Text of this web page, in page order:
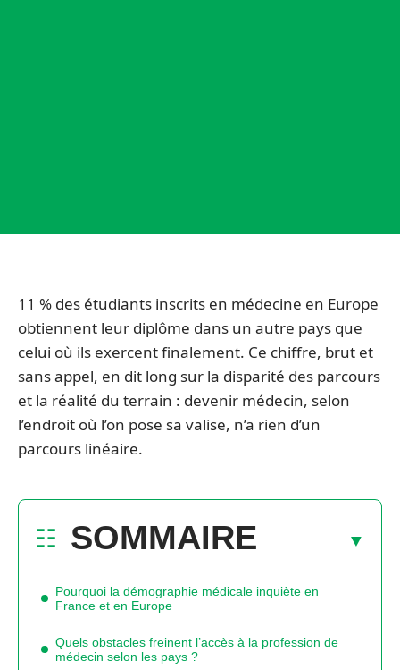
11 % des étudiants inscrits en médecine en Europe
obtiennent leur diplôme dans un autre pays que
celui où ils exercent finalement. Ce chiffre, brut et
sans appel, en dit long sur la disparité des parcours
et la réalité du terrain : devenir médecin, selon
l’endroit où l’on pose sa valise, n’a rien d’un
parcours linéaire.
SOMMAIRE
Pourquoi la démographie médicale inquiète en
France et en Europe
Quels obstacles freinent l’accès à la profession de
médecin selon les pays ?